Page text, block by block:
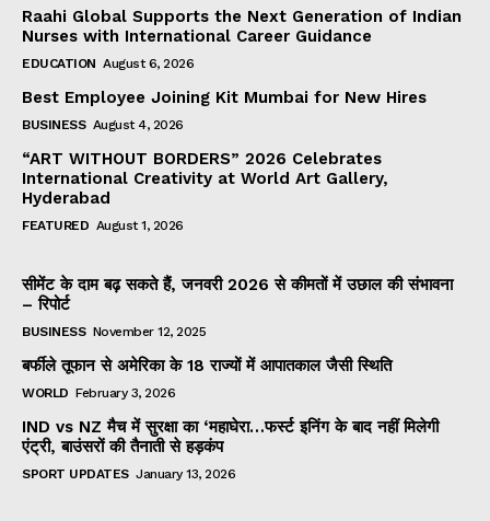
Raahi Global Supports the Next Generation of Indian
Nurses with International Career Guidance
EDUCATION August 6, 2026
Best Employee Joining Kit Mumbai for New Hires
BUSINESS August 4, 2026
“ART WITHOUT BORDERS” 2026 Celebrates
International Creativity at World Art Gallery,
Hyderabad
FEATURED August 1, 2026
सीमेंट के दाम बढ़ सकते हैं, जनवरी 2026 से कीमतों में उछाल की संभावना
– रिपोर्ट
BUSINESS November 12, 2025
बर्फीले तूफान से अमेरिका के 18 राज्यों में आपातकाल जैसी स्थिति
WORLD February 3, 2026
IND vs NZ मैच में सुरक्षा का ‘महाघेरा…फर्स्ट इनिंग के बाद नहीं मिलेगी
एंट्री, बाउंसरों की तैनाती से हड़कंप
SPORT UPDATES January 13, 2026